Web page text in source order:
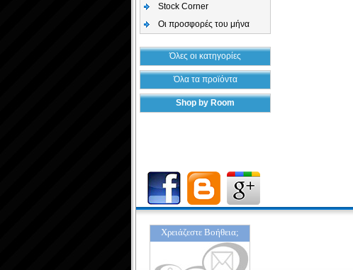
Stock Corner
Οι προσφορές του μήνα
Όλες οι κατηγορίες
Όλα τα προϊόντα
Shop by Room
Χρειάζεστε Βοήθεια;